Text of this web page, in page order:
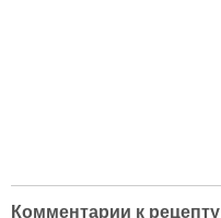
Комментарии к рецепту